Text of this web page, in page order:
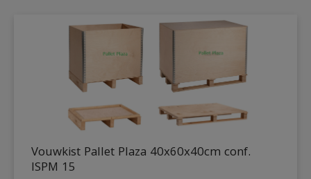
Vouwkist Pallet Plaza 40x60x40cm conf.
ISPM 15